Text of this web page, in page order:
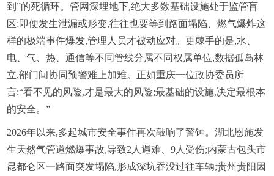
到”的死循环。管网深埋地下,绝大多数基础设施处于监管盲
区;即便发生泄漏或形变,往往也要等到路面塌陷、燃气爆炸这
样的极端事件爆发,管理人员才被动应对。更棘手的是,水、
电、气、热、通信等不同管线分属不同权属单位,数据孤岛林
立,部门间协同预警难上加难。正如重庆一位政协委员所
言:“看不见的风险,才是最大的风险;最基础的设施,决定最根本
的安全。”
2026年以来,多起城市安全事件再次敲响了警钟。湖北恩施发
生天然气管道燃爆事故,导致2人遇难、9人受伤;内蒙古包头市
昆都仑区一路面突发塌陷,形成深坑吞没过往车辆;贵州贵阳因